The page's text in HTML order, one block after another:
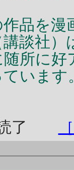
品を漫
講談社
所に
いま
読了